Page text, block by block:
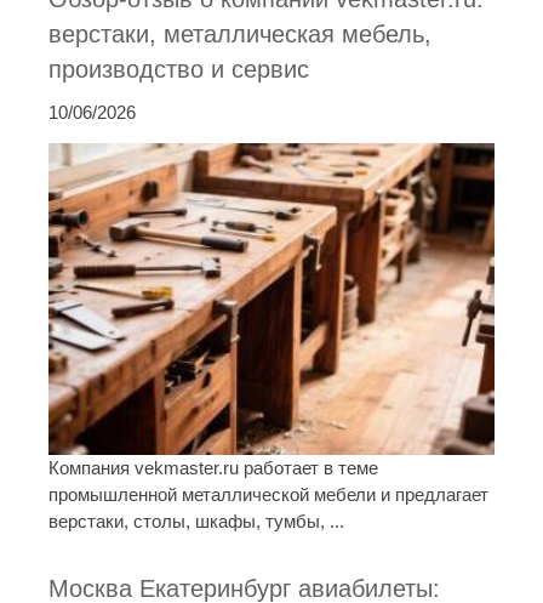
верстаки, металлическая мебель,
производство и сервис
10/06/2026
Компания vekmaster.ru работает в теме
промышленной металлической мебели и предлагает
верстаки, столы, шкафы, тумбы, ...
Москва Екатеринбург авиабилеты: